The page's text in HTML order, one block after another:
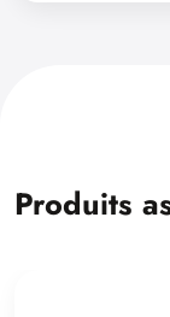
Produits